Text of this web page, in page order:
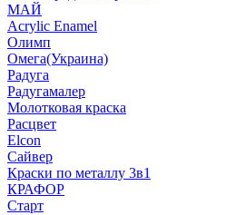
МАЙ
Acrylic Enamel
Олимп
Омега(Украина)
Радуга
Радугамалер
Молотковая краска
Расцвет
Elcon
Сайвер
Краски по металлу 3в1
КРАФОР
Старт